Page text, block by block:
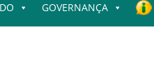
GOVERNANÇA